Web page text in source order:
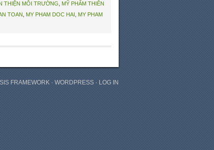
THIỆN MÔI TRƯỜNG
MỸ PHẨM THIÊN
TOAN MY PHAM DOC HAI
MY PHAM
FRAMEWORK ·WORDPRESS ·LOG IN